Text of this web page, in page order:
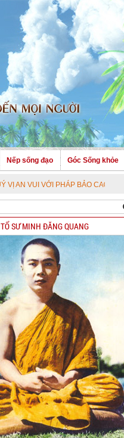
Nếp sống đạo Góc Sống khỏe
VỚI PHÁP BẢO CAO QUÝ !
TỔ SƯ MINH ĐĂNG QUANG